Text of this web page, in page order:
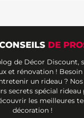
DE
de Décor Discount,
et rénovation !
un rideau ?
secrets spécial rideau
les meilleures
décoration !